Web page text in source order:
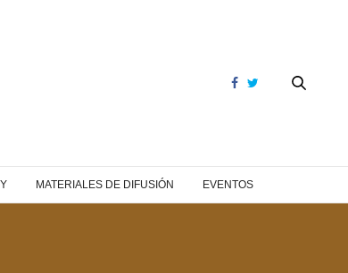
MATERIALES DE DIFUSIÓN EVENTOS